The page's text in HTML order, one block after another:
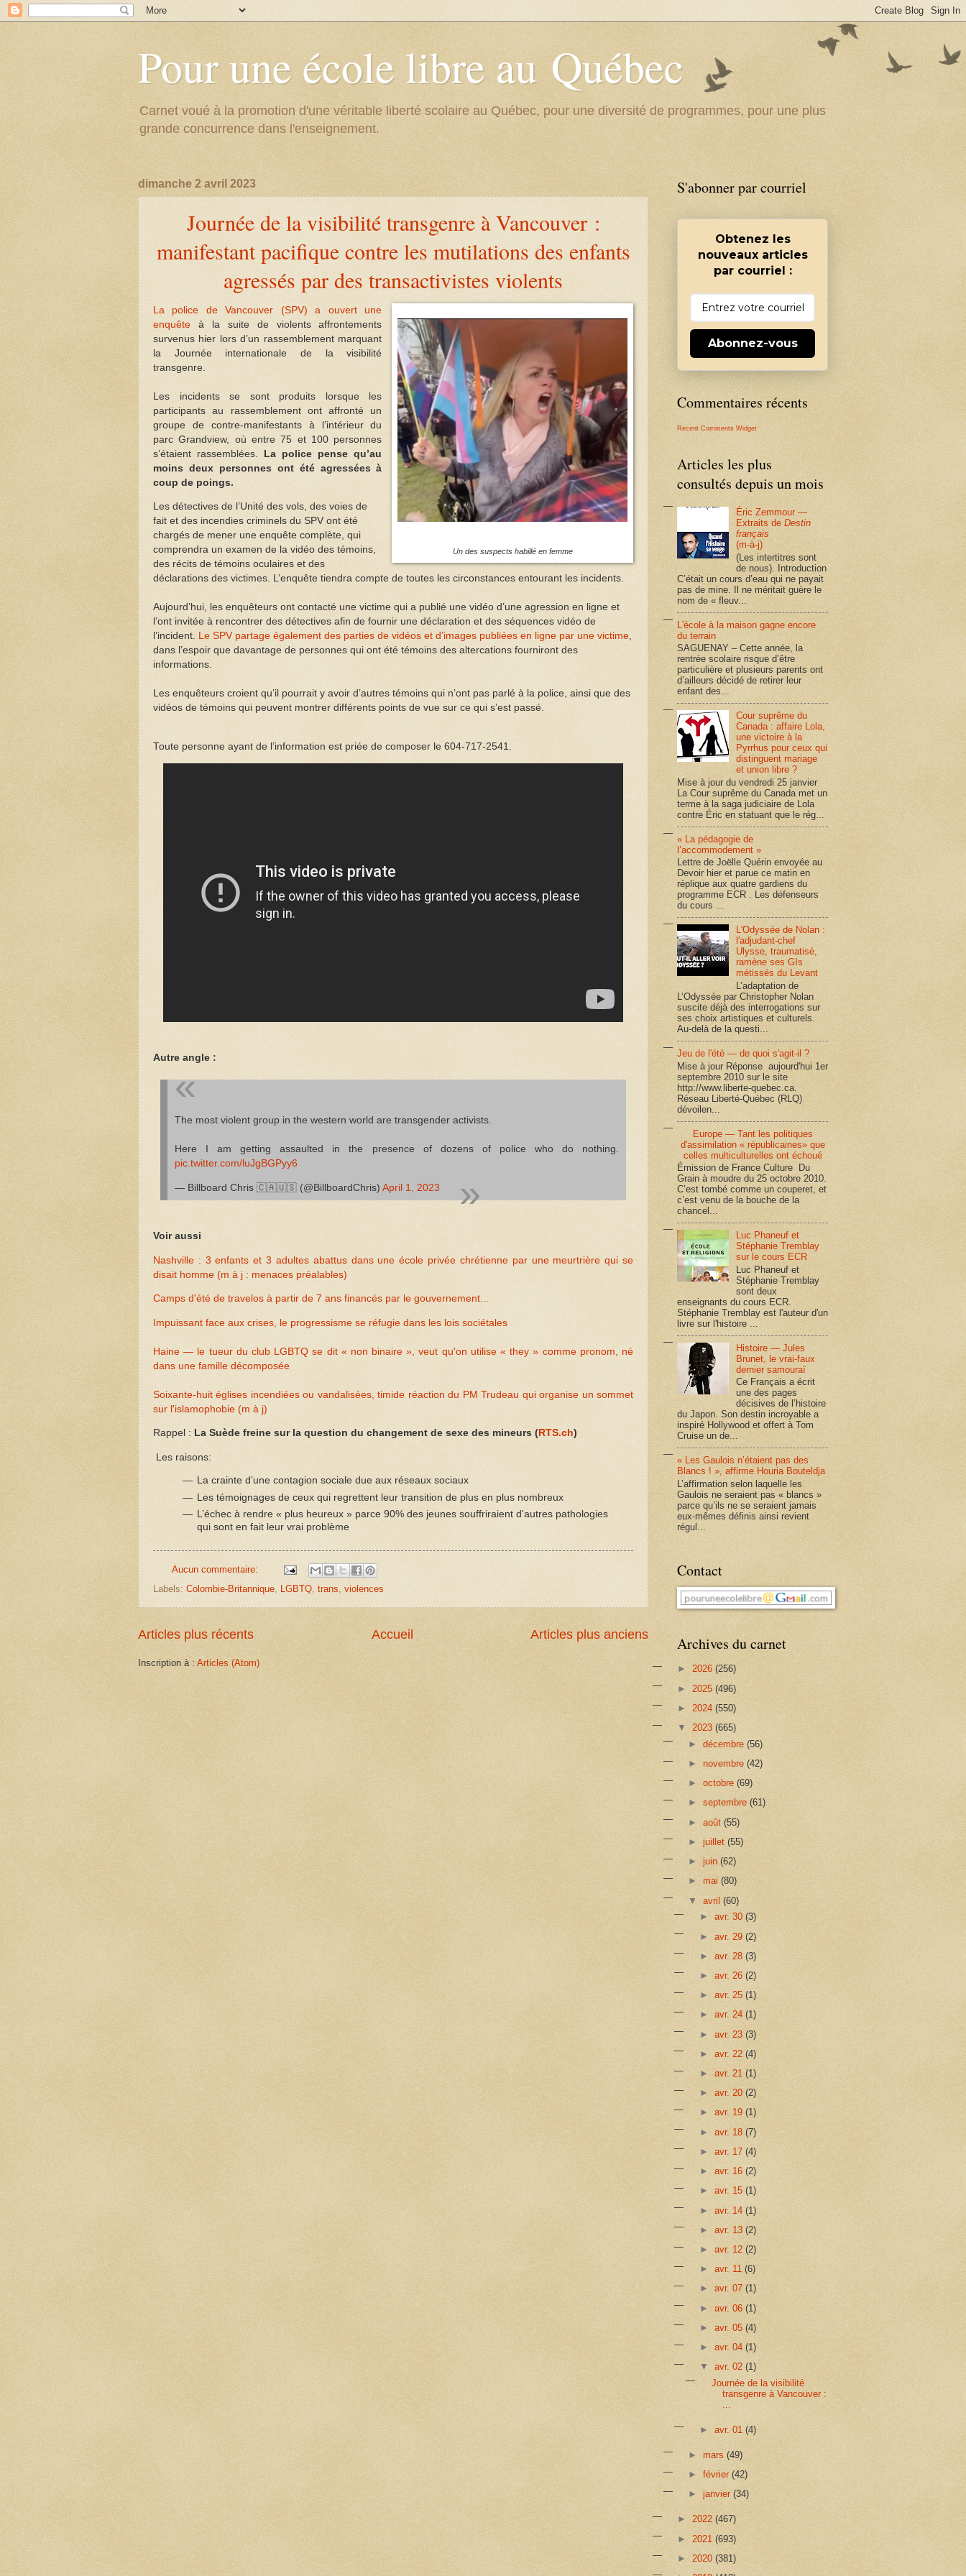
Pour une école libre au Québec
Carnet voué à la promotion d'une véritable liberté scolaire au Québec, pour une diversité de programmes, pour une plus
grande concurrence dans l'enseignement.
dimanche 2 avril 2023
Journée de la visibilité transgenre à Vancouver :
manifestant pacifique contre les mutilations des enfants
agressés par des transactivistes violents
Un des suspects habillé en femme
La police de Vancouver (SPV) a ouvert une
enquête à la suite de violents affrontements
survenus hier lors d’un rassemblement marquant
la Journée internationale de la visibilité
transgenre.
Les incidents se sont produits lorsque les
participants au rassemblement ont affronté un
groupe de contre-manifestants à l’intérieur du
parc Grandview, où entre 75 et 100 personnes
s’étaient rassemblées.
La police pense qu’au
moins deux personnes ont été agressées à
coup de poings.
Les détectives de l’Unité des vols, des voies de
fait et des incendies criminels du SPV ont été
chargés de mener une enquête complète, qui
comprendra un examen de la vidéo des témoins,
des récits de témoins oculaires et des
déclarations des victimes. L’enquête tiendra compte de toutes les circonstances entourant les incidents.
Aujourd’hui, les enquêteurs ont contacté une victime qui a publié une vidéo d’une agression en ligne et
l’ont invitée à rencontrer des détectives afin de fournir une déclaration et des séquences vidéo de
l’incident. Le SPV partage également des parties de vidéos et d’images publiées en ligne par une victime,
dans l’espoir que davantage de personnes qui ont été témoins des altercations fourniront des
informations.
Les enquêteurs croient qu’il pourrait y avoir d’autres témoins qui n’ont pas parlé à la police, ainsi que des
vidéos de témoins qui peuvent montrer différents points de vue sur ce qui s’est passé.
Toute personne ayant de l’information est priée de composer le 604-717-2541.
Autre angle :
The most violent group in the western world are transgender activists.
Here I am getting assaulted in the presence of dozens of police who do nothing.
pic.twitter.com/luJgBGPyy6
— Billboard Chris 🇨🇦🇺🇸 (@BillboardChris) April 1, 2023
Voir aussi
Nashville : 3 enfants et 3 adultes abattus dans une école privée chrétienne par une meurtrière qui se
disait homme (m à j : menaces préalables)
Camps d'été de travelos à partir de 7 ans financés par le gouvernement...
Impuissant face aux crises, le progressisme se réfugie dans les lois sociétales
Haine — le tueur du club LGBTQ se dit « non binaire », veut qu'on utilise « they » comme pronom, né
dans une famille décomposée
Soixante-huit églises incendiées ou vandalisées, timide réaction du PM Trudeau qui organise un sommet
sur l'islamophobie (m à j)
Rappel : La Suède freine sur la question du changement de sexe des mineurs ( RTS.ch)
Les raisons:
La crainte d’une contagion sociale due aux réseaux sociaux
Les témoignages de ceux qui regrettent leur transition de plus en plus nombreux
L’échec à rendre « plus heureux » parce 90% des jeunes souffriraient d'autres pathologies
qui sont en fait leur vrai problème
Aucun commentaire:
Labels: Colombie-Britannique LGBTQ trans violences
Articles plus récents Articles plus anciens
Accueil
Inscription à : Articles (Atom)
S'abonner par courriel
Obtenez les
nouveaux articles
par courriel :
Abonnez-vous
Commentaires récents
Recent Comments Widget
Articles les plus
consultés depuis un mois
Éric Zemmour —
Extraits deDestin
français
(m-à-j)
(Les intertitres sont
de nous). Introduction
C’était un cours d’eau qui ne payait
pas de mine. Il ne méritait guère le
nom de « fleuv...
L'école à la maison gagne encore
du terrain
SAGUENAY – Cette année, la
rentrée scolaire risque d’être
particulière et plusieurs parents ont
d’ailleurs décidé de retirer leur
enfant des...
Cour suprême du
Canada : affaire Lola,
une victoire à la
Pyrrhus pour ceux qui
distinguent mariage
et union libre ?
Mise à jour du vendredi 25 janvier
La Cour suprême du Canada met un
terme à la saga judiciaire de Lola
contre Éric en statuant que le rég...
« La pédagogie de
l’accommodement »
Lettre de Joëlle Quérin envoyée au
Devoir hier et parue ce matin en
réplique aux quatre gardiens du
programme ECR . Les défenseurs
du cours ...
L'Odyssée de Nolan :
l'adjudant-chef
Ulysse, traumatisé,
ramène ses GIs
métissés du Levant
L’adaptation de
L’Odyssée par Christopher Nolan
suscite déjà des interrogations sur
ses choix artistiques et culturels.
Au-delà de la questi...
Jeu de l'été — de quoi s'agit-il ?
Mise à jour Réponse aujourd'hui 1er
septembre 2010 sur le site
http://www.liberte-quebec.ca.
Réseau Liberté-Québec (RLQ)
dévoilen...
Europe — Tant les politiques
d'assimilation « républicaines» que
celles multiculturelles ont échoué
Émission de France Culture Du
Grain à moudre du 25 octobre 2010.
C’est tombé comme un couperet, et
c’est venu de la bouche de la
chancel...
Luc Phaneuf et
Stéphanie Tremblay
sur le cours ECR
Luc Phaneuf et
Stéphanie Tremblay
sont deux
enseignants du cours ECR.
Stéphanie Tremblay est l'auteur d'un
livre sur l'histoire ...
Histoire — Jules
Brunet, le vrai-faux
dernier samouraï
Ce Français a écrit
une des pages
décisives de l’histoire
du Japon. Son destin incroyable a
inspiré Hollywood et offert à Tom
Cruise un de...
« Les Gaulois n’étaient pas des
Blancs ! », affirme Houria Bouteldja
L’affirmation selon laquelle les
Gaulois ne seraient pas « blancs »
parce qu’ils ne se seraient jamais
eux-mêmes définis ainsi revient
régul...
Contact
Archives du carnet
► 2026 (256)
► 2025 (496)
► 2024 (550)
▼ 2023 (665)
►décembre(56)
►novembre(42)
►octobre(69)
►septembre(61)
►août(55)
►juillet(55)
► juin(62)
►mai(80)
▼avril(60)
► avr. 30 (3)
► avr. 29 (2)
► avr. 28 (3)
► avr. 26 (2)
► avr. 25 (1)
► avr. 24 (1)
► avr. 23 (3)
► avr. 22 (4)
► avr. 21 (1)
► avr. 20 (2)
► avr. 19 (1)
► avr. 18 (7)
► avr. 17 (4)
► avr. 16 (2)
► avr. 15 (1)
► avr. 14 (1)
► avr. 13 (2)
► avr. 12 (2)
► avr. 11 (6)
► avr. 07 (1)
► avr. 06 (1)
► avr. 05 (4)
► avr. 04 (1)
▼ avr. 02 (1)
Journée de la visibilité
transgenre à Vancouver :
...
► avr. 01 (4)
► mars(49)
►février(42)
►janvier(34)
► 2022 (467)
► 2021 (693)
► 2020 (381)